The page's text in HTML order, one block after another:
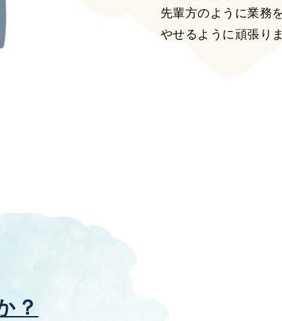
先輩方のように業務
やせるように頑張り
？